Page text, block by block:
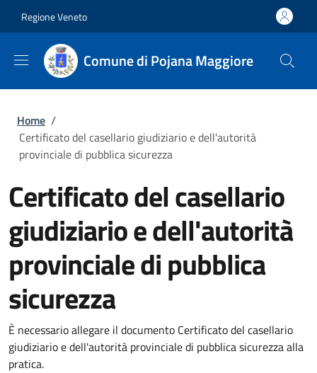
Regione Veneto
Comune di Pojana Maggiore
Briciole di pane
Home /
Certificato del casellario giudiziario e dell'autorità
provinciale di pubblica sicurezza
Certificato del casellario
giudiziario e dell'autorità
provinciale di pubblica
sicurezza
È necessario allegare il documento Certificato del casellario
giudiziario e dell'autorità provinciale di pubblica sicurezza alla
pratica.